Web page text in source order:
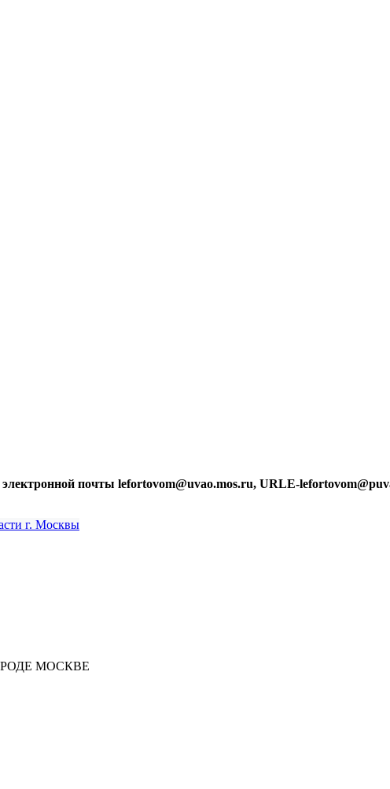
почты lefortovom@uvao.mos.ru, URLE-
МОСКВЕ